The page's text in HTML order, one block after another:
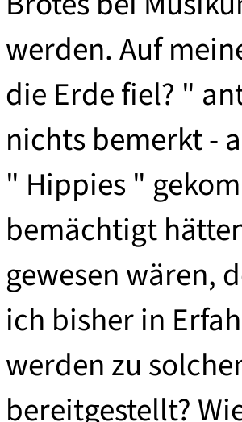
werden. Auf
die Erde fiel? "
nichts bemerkt -
" Hippies "
bemächtigt
gewesen wären,
ich bisher in
werden zu
bereitgestellt?